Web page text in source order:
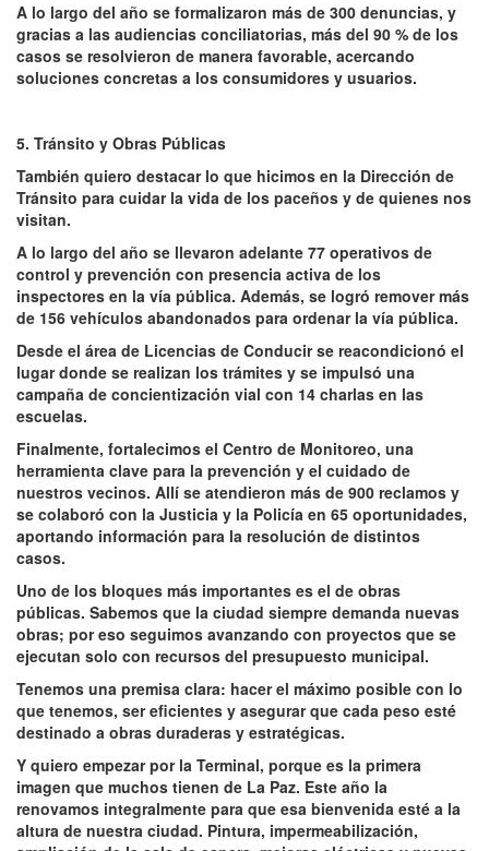
A lo largo del año se formalizaron más de 300 denuncias, y
gracias a las audiencias conciliatorias, más del 90 % de los
casos se resolvieron de manera favorable, acercando
soluciones concretas a los consumidores y usuarios.
5. Tránsito y Obras Públicas
También quiero destacar lo que hicimos en la Dirección de
Tránsito para cuidar la vida de los paceños y de quienes nos
visitan.
A lo largo del año se llevaron adelante 77 operativos de
control y prevención con presencia activa de los
inspectores en la vía pública. Además, se logró remover más
de 156 vehículos abandonados para ordenar la vía pública.
Desde el área de Licencias de Conducir se reacondicionó el
lugar donde se realizan los trámites y se impulsó una
campaña de concientización vial con 14 charlas en las
escuelas.
Finalmente, fortalecimos el Centro de Monitoreo, una
herramienta clave para la prevención y el cuidado de
nuestros vecinos. Allí se atendieron más de 900 reclamos y
se colaboró con la Justicia y la Policía en 65 oportunidades,
aportando información para la resolución de distintos
casos.
Uno de los bloques más importantes es el de obras
públicas. Sabemos que la ciudad siempre demanda nuevas
obras; por eso seguimos avanzando con proyectos que se
ejecutan solo con recursos del presupuesto municipal.
Tenemos una premisa clara: hacer el máximo posible con lo
que tenemos, ser eficientes y asegurar que cada peso esté
destinado a obras duraderas y estratégicas.
Y quiero empezar por la Terminal, porque es la primera
imagen que muchos tienen de La Paz. Este año la
renovamos integralmente para que esa bienvenida esté a la
altura de nuestra ciudad. Pintura, impermeabilización,